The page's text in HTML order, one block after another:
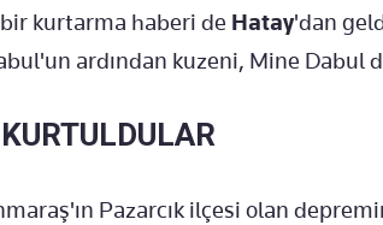
kurtarma haberi de Hatay'dan
ardından kuzeni, Mine Dabul
Pazarcık ilçesi olan